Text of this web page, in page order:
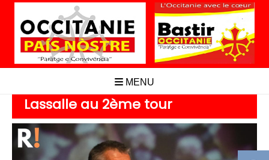
Aller
contenu
MENU
Lassalle au 2ème tour